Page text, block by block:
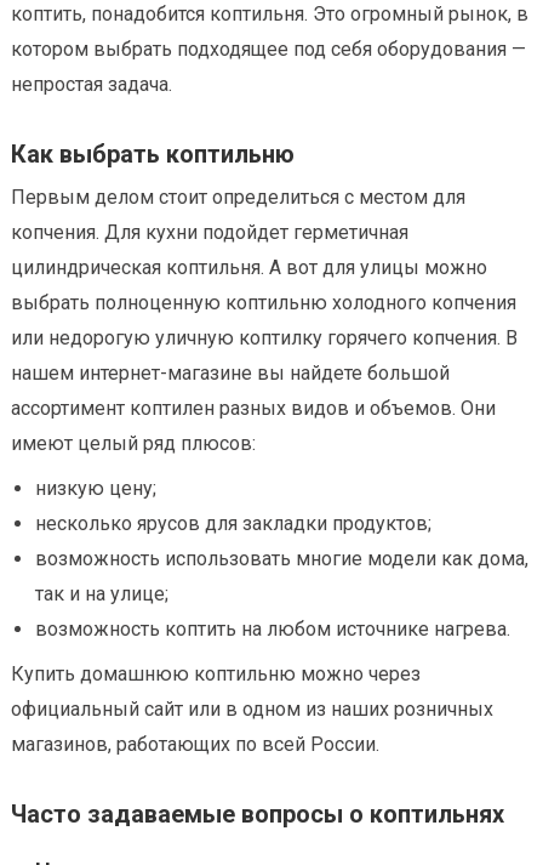
коптить, понадобится коптильня. Это огромный рынок, в
котором выбрать подходящее под себя оборудования —
непростая задача.
Как выбрать коптильню
Первым делом стоит определиться с местом для
копчения. Для кухни подойдет герметичная
цилиндрическая коптильня. А вот для улицы можно
выбрать полноценную коптильню холодного копчения
или недорогую уличную коптилку горячего копчения. В
нашем интернет-магазине вы найдете большой
ассортимент коптилен разных видов и объемов. Они
имеют целый ряд плюсов:
низкую цену;
несколько ярусов для закладки продуктов;
возможность использовать многие модели как дома,
так и на улице;
возможность коптить на любом источнике нагрева.
Купить домашнюю коптильню можно через
официальный сайт или в одном из наших розничных
магазинов, работающих по всей России.
Часто задаваемые вопросы о коптильнях